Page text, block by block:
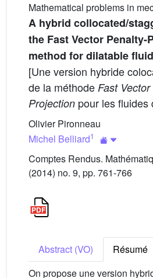
Mathematical problems in
A hybrid collocated/
the Fast Vector Penalty-
method for dilatable
[Une version hybride
de la méthode Fast
Projection pour les fluides
Olivier Pironneau
Michel Belliard1
Comptes Rendus.
(2014) no. 9, pp. 761-766
Abstract (VO)
Résumé
On propose une version